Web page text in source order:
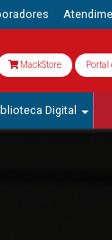
MackStore Portal
Digital